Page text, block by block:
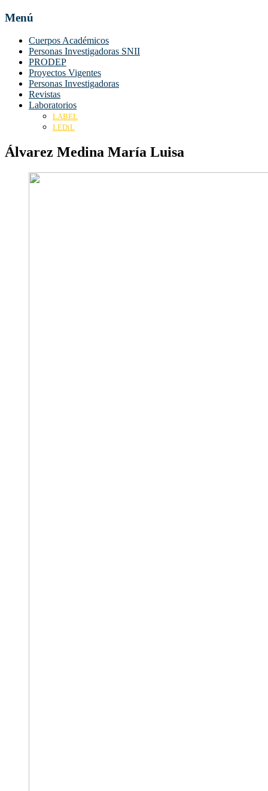
Menú
Cuerpos Académicos
Personas Investigadoras SNII
PRODEP
Proyectos Vigentes
Personas Investigadoras
Revistas
Laboratorios
LABEL
LEDiL
Álvarez Medina María Luisa